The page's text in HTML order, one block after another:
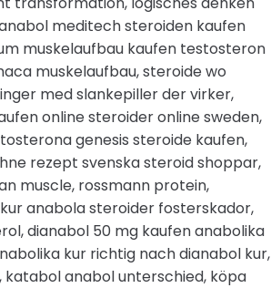
meditech steroiden kaufen
muskelaufbau kaufen testosteron
muskelaufbau, steroide wo
med slankepiller der virker,
online steroider online sweden,
genesis steroide kaufen,
rezept svenska steroid shoppar,
muscle, rossmann protein,
anabola steroider fosterskador,
dianabol 50 mg kaufen anabolika
kur richtig nach dianabol kur,
katabol anabol unterschied, köpa